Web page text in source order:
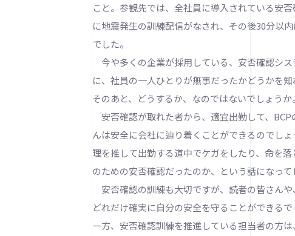
こと。参観先では、全社員に導入されている安
に地震発生の訓練配信がなされ、その後30分以
でした。
今や多くの企業が採用している、安否確認シ
に、社員の一人ひとりが無事だったかどうかを
そのあと、どうするか、なのではないでしょう
安否確認が取れた者から、適宜出勤して、
んは安全に会社に辿り着くことができるのでし
理を推して出勤する道中でケガをしたり、命を
のための安否確認だったのか、という話になって
安否確認の訓練も大切ですが、読者の皆さんや
どれだけ確実に自分の安全を守ることができるで
一方、安否確認訓練を推進している担当者の方